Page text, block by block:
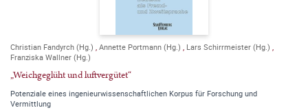
Christian Fandyrch (Hg.) , Annette Portmann (Hg.) , Lars Schirrmeister (Hg.) ,
Franziska Wallner (Hg.)
„Weichgeglüht und luftvergütet“
Potenziale eines ingenieurwissenschaftlichen Korpus für Forschung und
Vermittlung